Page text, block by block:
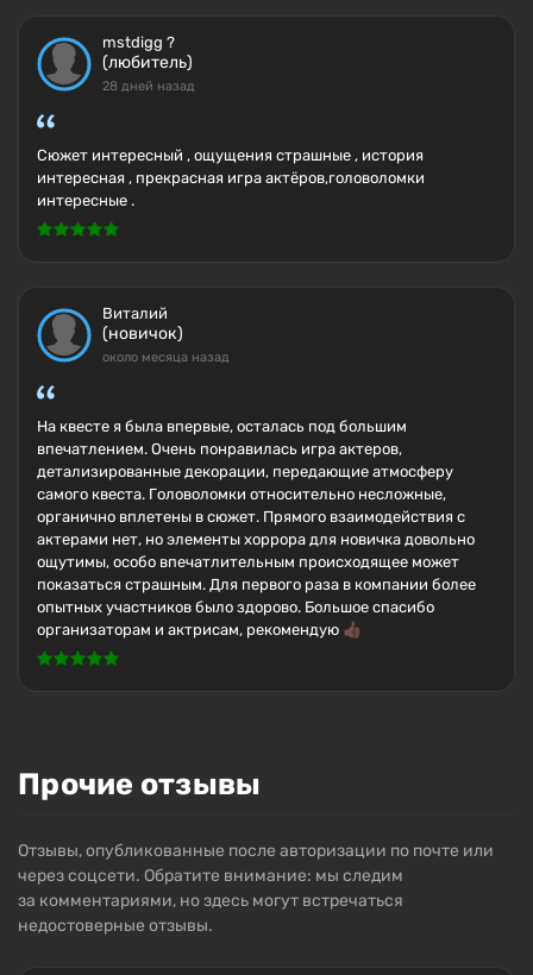
mstdigg ?
(любитель)
28 дней назад
Сюжет интересный , ощущения страшные , история
интересная , прекрасная игра актёров,головоломки
интересные .
Виталий
(новичок)
около месяца назад
На квесте я была впервые, осталась под большим
впечатлением. Очень понравилась игра актеров,
детализированные декорации, передающие атмосферу
самого квеста. Головоломки относительно несложные,
органично вплетены в сюжет. Прямого взаимодействия с
актерами нет, но элементы хоррора для новичка довольно
ощутимы, особо впечатлительным происходящее может
показаться страшным. Для первого раза в компании более
опытных участников было здорово. Большое спасибо
организаторам и актрисам, рекомендую 👍🏿
Прочие отзывы
Отзывы, опубликованные после авторизации по почте или
через соцсети. Обратите внимание: мы следим
за комментариями, но здесь могут встречаться
недостоверные отзывы.